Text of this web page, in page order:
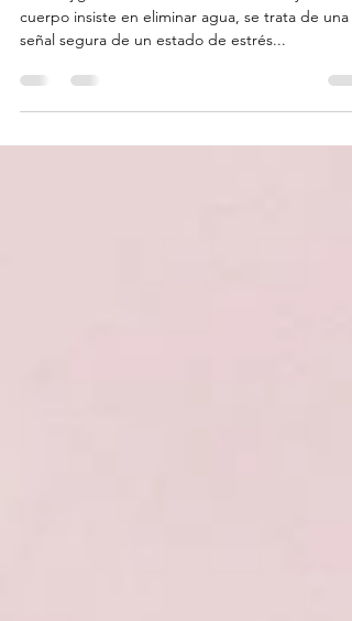
Gánale a la ansiedad pre-competitiva
Si tu vejiga se vuelve difícil de controlar y tu
señal segura de un estado de estrés...